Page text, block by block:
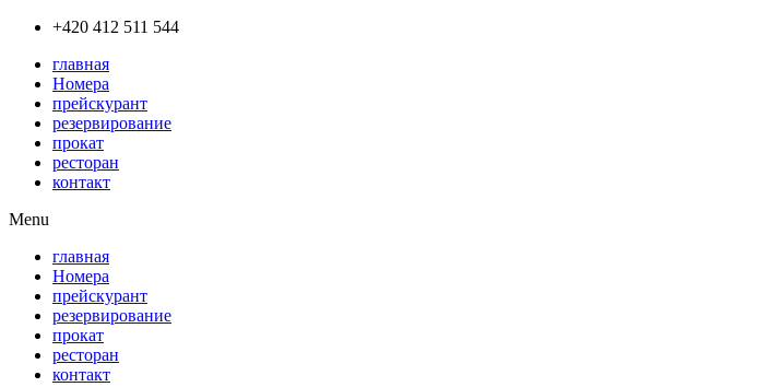
Přejít
obsahu
+420 412 511 544
главная
Номера
прейскурант
резервирование
прокат
ресторан
контакт
Menu
главная
Номера
прейскурант
резервирование
прокат
ресторан
контакт